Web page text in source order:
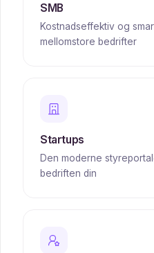
SMB
Kostnadseffektiv og
mellomstore bedrifter
Startups
Den moderne
bedriften din